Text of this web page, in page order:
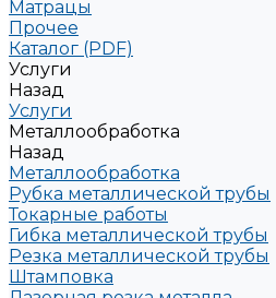
Матрацы
Прочее
Каталог (PDF)
Услуги
Назад
Услуги
Металлообработка
Назад
Металлообработка
Рубка металлической трубы
Токарные работы
Гибка металлической трубы
Резка металлической трубы
Штамповка